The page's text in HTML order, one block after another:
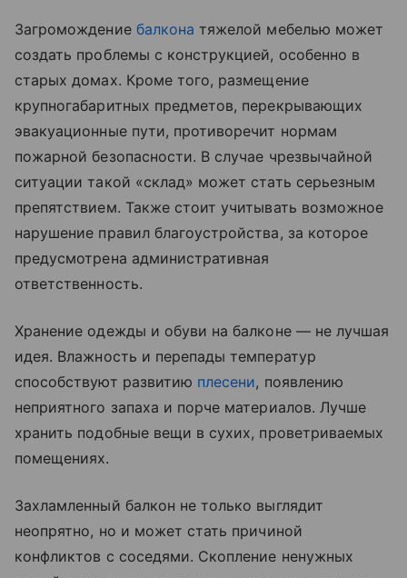
Загромождение балкона тяжелой мебелью может
создать проблемы с конструкцией, особенно в
старых домах. Кроме того, размещение
крупногабаритных предметов, перекрывающих
эвакуационные пути, противоречит нормам
пожарной безопасности. В случае чрезвычайной
ситуации такой «склад» может стать серьезным
препятствием. Также стоит учитывать возможное
нарушение правил благоустройства, за которое
предусмотрена административная
ответственность.
Хранение одежды и обуви на балконе — не лучшая
идея. Влажность и перепады температур
способствуют развитию плесени, появлению
неприятного запаха и порче материалов. Лучше
хранить подобные вещи в сухих, проветриваемых
помещениях.
Захламленный балкон не только выглядит
неопрятно, но и может стать причиной
конфликтов с соседями. Скопление ненужных